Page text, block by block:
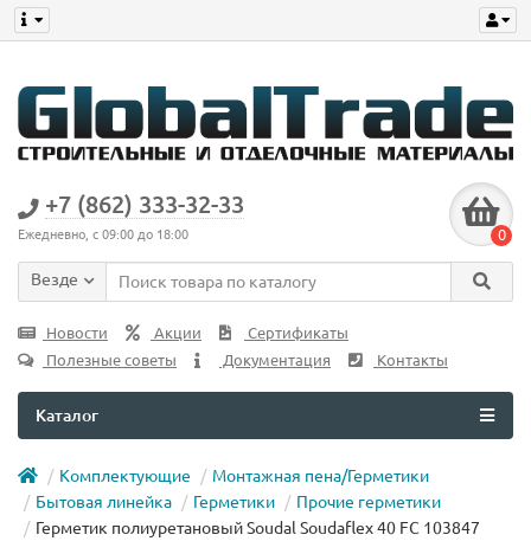
+7 (862) 333-32-33
Ежедневно, с 09:00 до 18:00 0
Везде
Новости Акции
Сертификаты
Полезные советы
Документация Контакты
Каталог
Комплектующие
Монтажная пена/Герметики
Бытовая линейка
Герметики
Прочие герметики
Герметик полиуретановый Soudal Soudaflex 40 FC 103847